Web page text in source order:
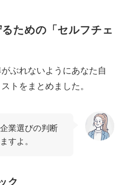
ための「セルフチェ
ぶれないようにあなた自
トをまとめました。
業選びの判断
すよ。
ク